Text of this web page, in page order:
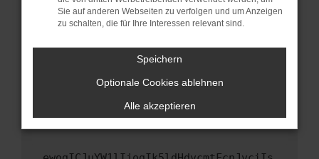
führen, dass bestimmte Funktionen nicht mehr
unterstützt werden.
Wende dich an den Webseitenbetreiber.
Wenn du alle oben genannten Schritte versucht
hast, kontaktiere uns bitte. Wir werden
versuchen, das Problem zu beheben. Du kannst
uns diesen Text schicken, um uns bei der
Sie auf anderen Webseiten zu verfolgen und um Anzeigen
zu schalten, die für Ihre Interessen relevant sind.
Speichern
Optionale Cookies ablehnen
Alle akzeptieren